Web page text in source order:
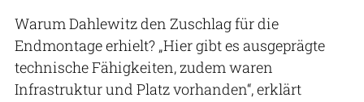
Warum Dahlewitz den Zuschlag für die
Endmontage erhielt? „Hier gibt es ausgeprägte
technische Fähigkeiten, zudem waren
Infrastruktur und Platz vorhanden“, erklärt